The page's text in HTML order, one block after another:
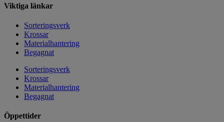
Viktiga länkar
Sorteringsverk
Krossar
Materialhantering
Begagnat
Sorteringsverk
Krossar
Materialhantering
Begagnat
Öppettider